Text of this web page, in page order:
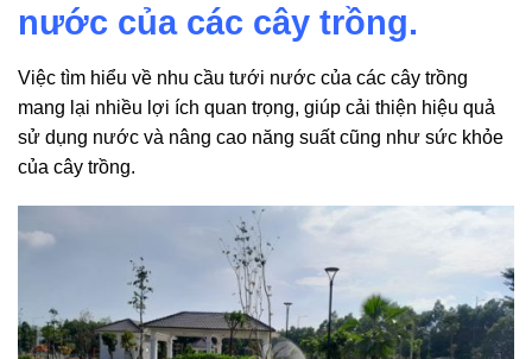
nước của các cây trồng.
Việc tìm hiểu về nhu cầu tưới nước của các cây trồng
mang lại nhiều lợi ích quan trọng, giúp cải thiện hiệu quả
sử dụng nước và nâng cao năng suất cũng như sức khỏe
của cây trồng.